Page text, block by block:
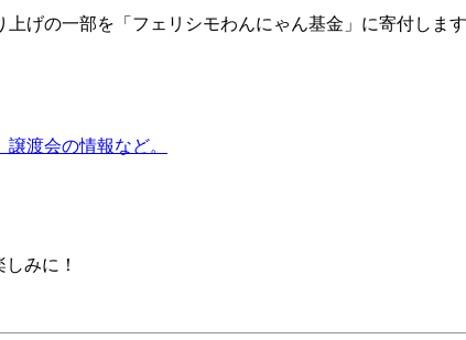
げの一部を「フェリシモわんにゃん基金」に寄付します
渡会の情報など。
みに！